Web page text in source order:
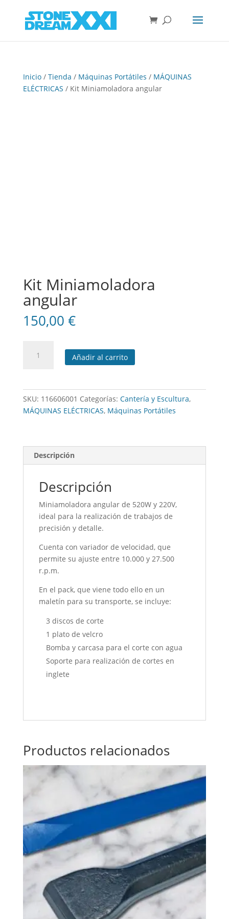
Inicio/ Tienda / Máquinas Portátiles / MÁQUINAS
ELÉCTRICAS / Kit Miniamoladora angular
Kit Miniamoladora
angular
150,00 €
MiniamoladoraAñadir al carrito
SKU: 116606001 Categorías: Cantería y Escultura,
MÁQUINAS ELÉCTRICAS, Máquinas Portátiles
Descripción
Descripción
Miniamoladora angular de 520W y 220V,
ideal para la realización de trabajos de
precisión y detalle.
Cuenta con variador de velocidad, que
permite su ajuste entre 10.000 y 27.500
r.p.m.
En el pack, que viene todo ello en un
maletín para su transporte, se incluye:
3 discos de corte
1 plato de velcro
Bomba y carcasa para el corte con agua
Soporte para realización de cortes en
inglete
Productos relacionados